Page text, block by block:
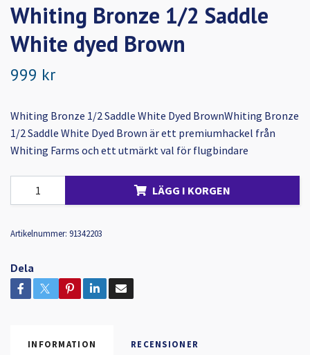
Whiting Bronze 1/2 Saddle
White dyed Brown
999 kr
Whiting Bronze 1/2 Saddle White Dyed BrownWhiting Bronze
1/2 Saddle White Dyed Brown är ett premiumhackel från
Whiting Farms och ett utmärkt val för flugbindare
LÄGG I KORGEN
Artikelnummer: 91342203
Dela
INFORMATION RECENSIONER